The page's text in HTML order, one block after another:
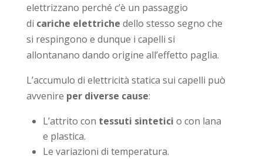
elettrizzano perché c’è un passaggio
di cariche elettriche dello stesso segno che
si respingono e dunque i capelli si
allontanano dando origine all’effetto paglia.
L’accumulo di elettricità statica sui capelli può
avvenire per diverse cause:
L’attrito con tessuti sintetici o con lana
e plastica.
Le variazioni di temperatura.